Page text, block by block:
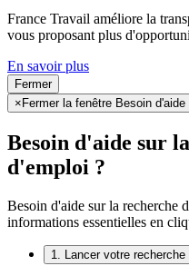
France Travail améliore la
vous proposant plus
En savoir plus
Fermer
× Fermer la fenêtre Besoin
Besoin d'aide sur
d'emploi ?
Besoin d'aide sur la recherche
informations essentielles en
1. Lancer votre recherche